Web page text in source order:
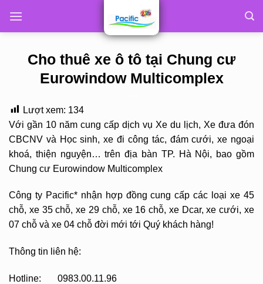
Cho thuê xe ô tô tại Chung cư
Eurowindow Multicomplex
Lượt xem: 134
Với gần 10 năm cung cấp dịch vụ Xe du lịch, Xe đưa đón
CBCNV và Học sinh, xe đi công tác, đám cưới, xe ngoại
khoá, thiện nguyện… trên địa bàn TP. Hà Nội, bao gồm
Chung cư Eurowindow Multicomplex
Công ty Pacific* nhận hợp đồng cung cấp các loại xe 45
chỗ, xe 35 chỗ, xe 29 chỗ, xe 16 chỗ, xe Dcar, xe cưới, xe
07 chỗ và xe 04 chỗ đời mới tới Quý khách hàng!
Thông tin liên hệ:
Hotline: 0983.00.11.96